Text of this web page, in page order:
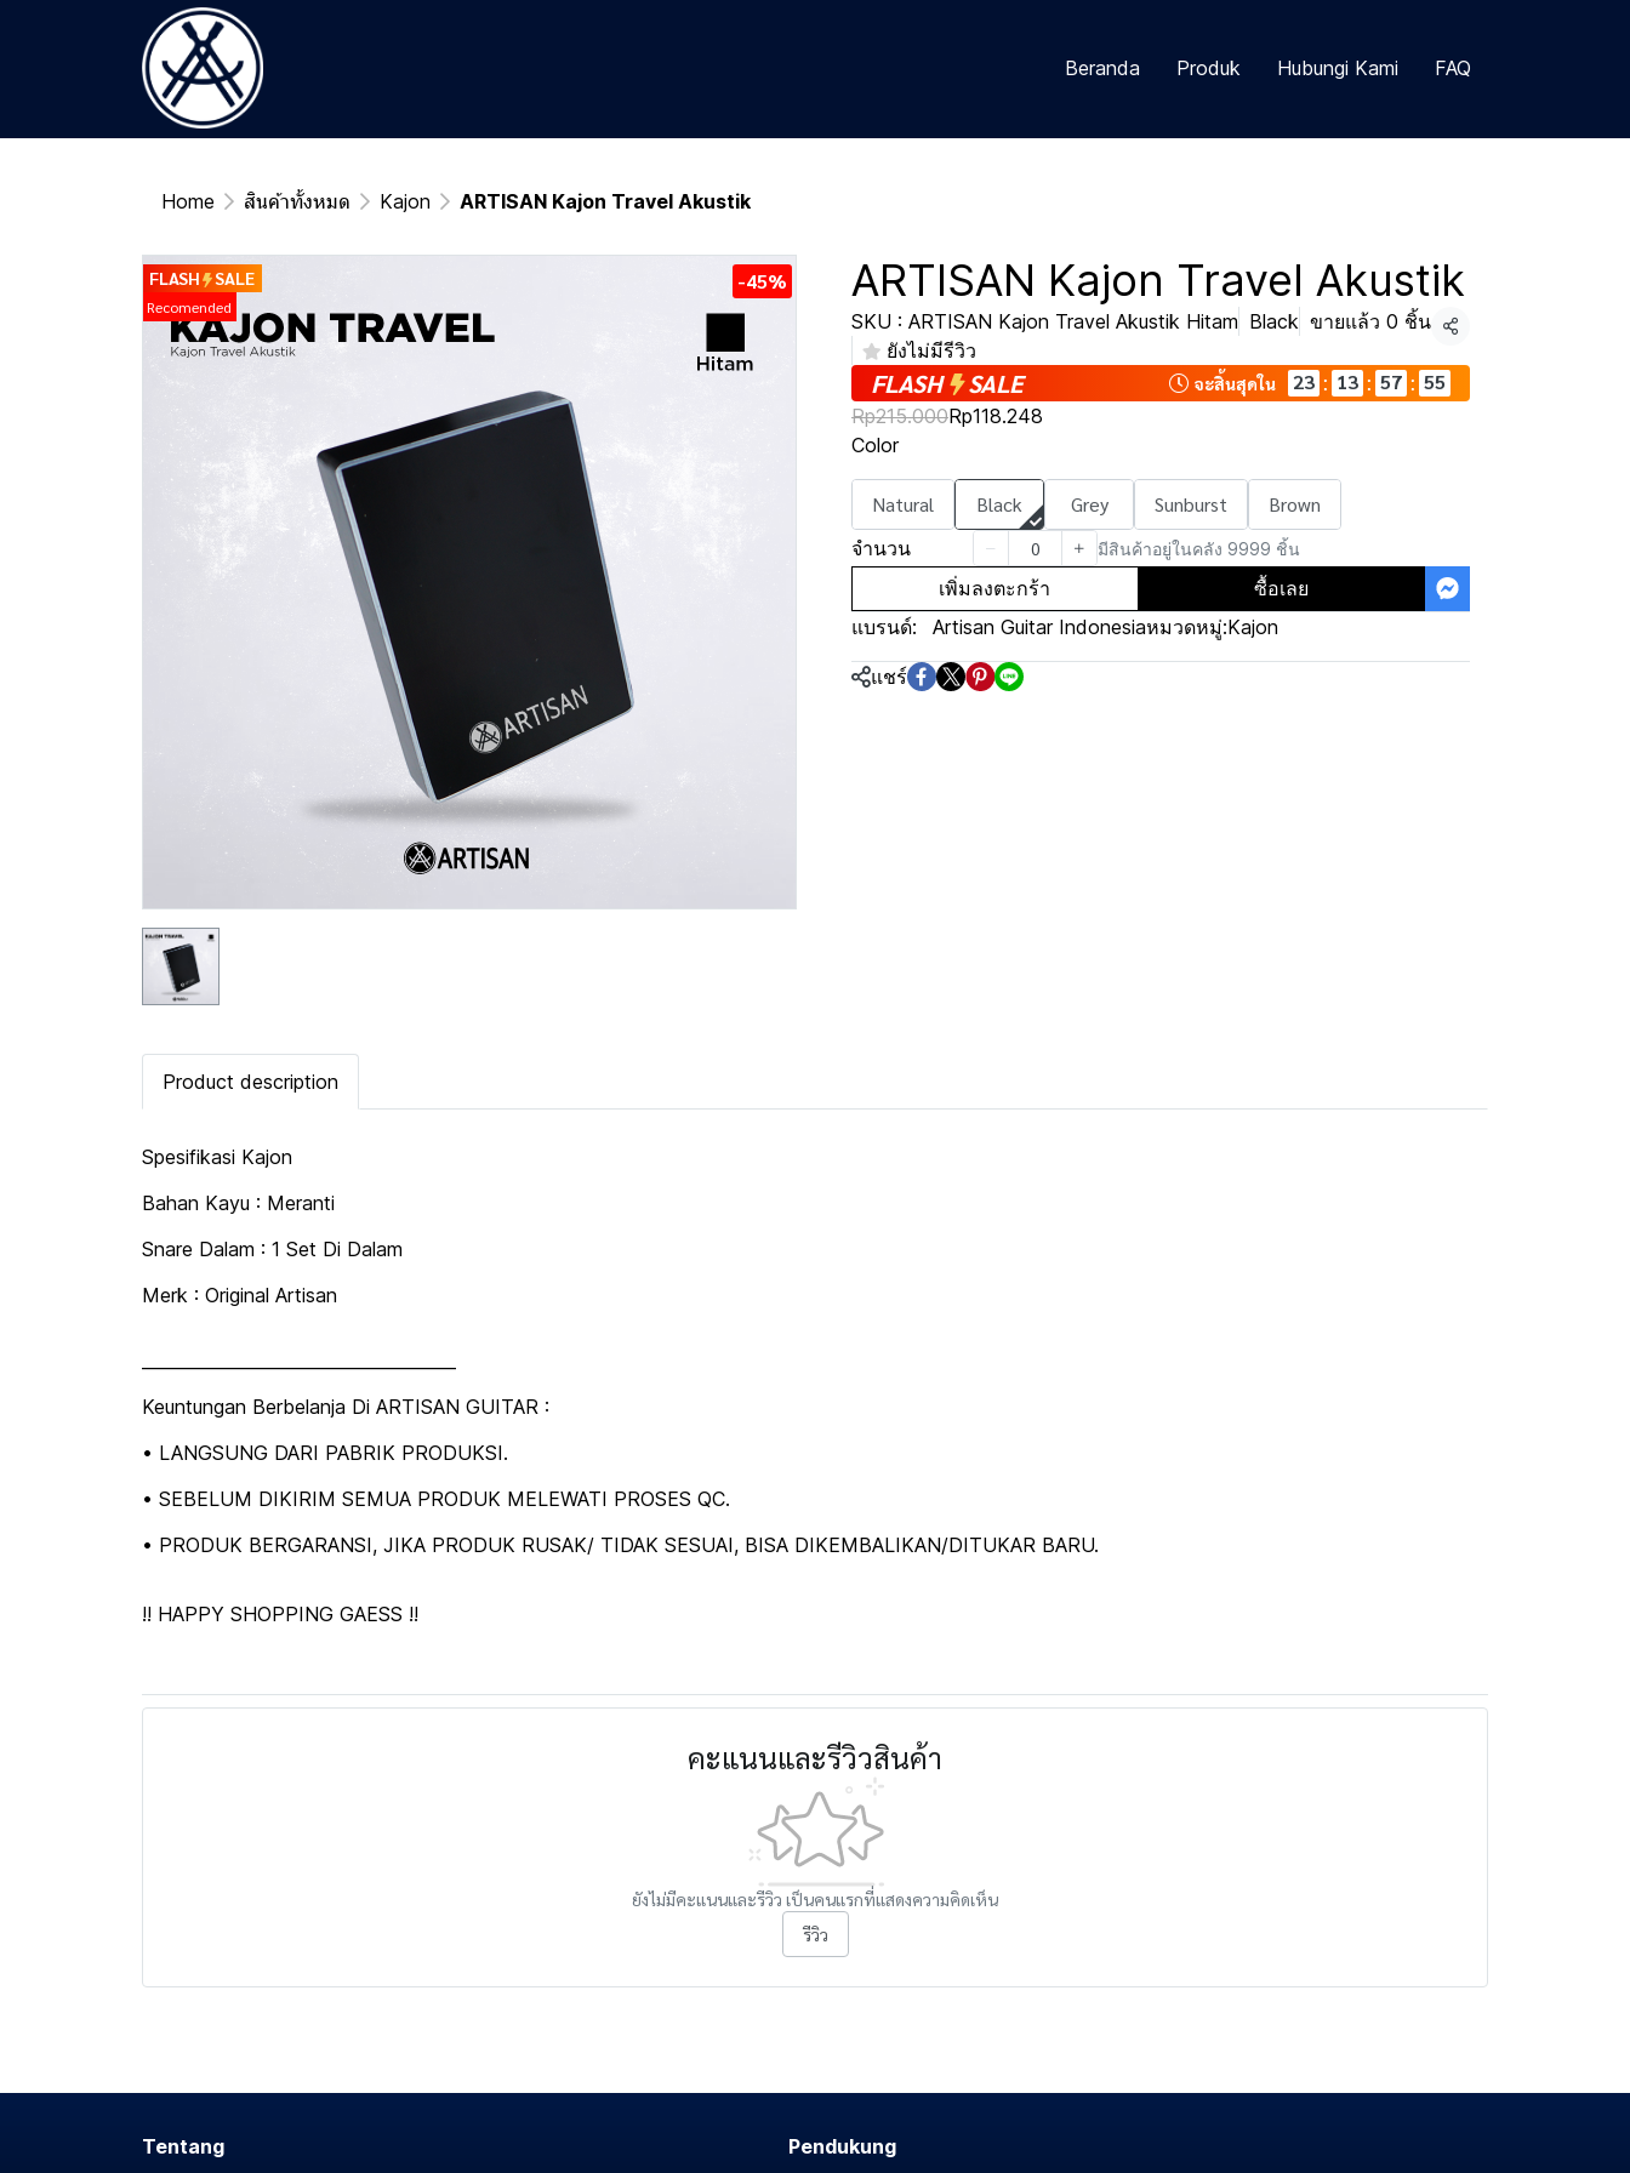
Beranda Produk Hubungi Kami FAQ
Home สินค้าทั้งหมด Kajon ARTISAN Kajon Travel Akustik
FLASH SALE
Recomended
-45% ARTISAN Kajon Travel Akustik
SKU : ARTISAN Kajon Travel Akustik Hitam Black ขายแล้ว 0 ชิ้น
ยังไม่มีรีวิว
แชร์
FLASH SALE จะสิ้นสุดใน 23 : 13 : 57 : 54
Rp215.000Rp118.248
Color
Natural Black Grey Sunburst Brown
จำนวน มีสินค้าอยู่ในคลัง 9999 ชิ้น
เพิ่มลงตะกร้า
ซื้อเลย
แบรนด์:
Artisan Guitar Indonesiaหมวดหมู่:Kajon
แชร์
Product description
Spesifikasi Kajon
Bahan Kayu : Meranti
Snare Dalam : 1 Set Di Dalam
Merk : Original Artisan
Keuntungan Berbelanja Di ARTISAN GUITAR :
• LANGSUNG DARI PABRIK PRODUKSI.
• SEBELUM DIKIRIM SEMUA PRODUK MELEWATI PROSES QC.
• PRODUK BERGARANSI, JIKA PRODUK RUSAK/ TIDAK SESUAI, BISA DIKEMBALIKAN/DITUKAR BARU.
!! HAPPY SHOPPING GAESS !!
คะแนนและรีวิวสินค้า
ยังไม่มีคะแนนและรีวิว เป็นคนแรกที่แสดงความคิดเห็น
รีวิว
Tentang Pendukung